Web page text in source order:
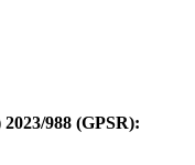
988 (GPSR):